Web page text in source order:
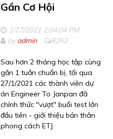
Gần Cơ Hội
1/27/2021 2:04:04 PM
byadmin 6262
Sau hơn 2 tháng học tập cùng
gần 1 tuần chuẩn bị, tối qua
27/1/2021 các thành viên dự
án Engineer To Janpan đã
chính thức "vượt" buổi test lớn
đầu tiên - giới thiệu bản thân
phong cách ETJ.